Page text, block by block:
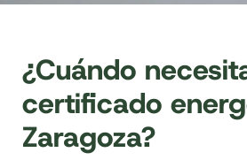
¿Cuándo
certificado
Zaragoza?